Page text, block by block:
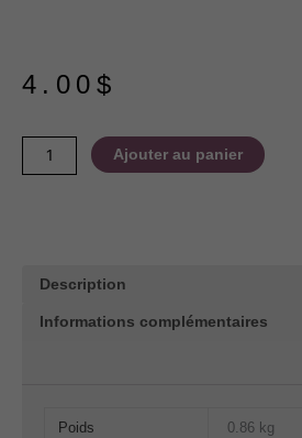
4.00 $
quantité
de
Printemps
Ajouter au panier
Description
Informations complémentaires
Poids 0.86 kg